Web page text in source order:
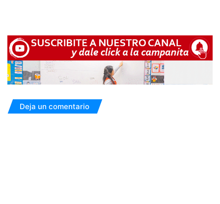
Deja un comentario